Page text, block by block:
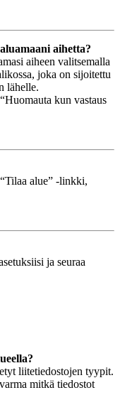
aihetta?
aiheen valitsemalla
joka on sijoitettu
lähelle.
kun vastaus
alue” -linkki,
ja seuraa
liitetiedostojen tyypit.
mitkä tiedostot